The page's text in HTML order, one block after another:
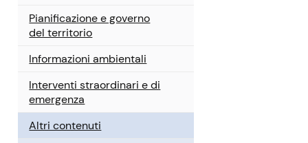
Pianificazione e governo
del territorio
Informazioni ambientali
Interventi straordinari e di
emergenza
Altri contenuti